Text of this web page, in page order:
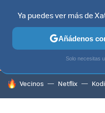
TELEVISORES
HOY SE HABLA DE
Vecinos Netflix Kodi
Ya puedes ver más de
Añádenos
Solo necesitas